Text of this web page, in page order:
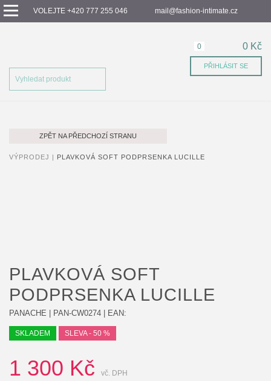
VOLEJTE +420 777 255 046 mail@fashion-intimate.cz
0 0 Kč
PŘIHLÁSIT SE
ZPĚT NA PŘEDCHOZÍ STRANU
VÝPRODEJ | PLAVKOVÁ SOFT PODPRSENKA LUCILLE
PLAVKOVÁ SOFT
PODPRSENKA LUCILLE
PANACHE PAN-CW0274 | EAN:
SKLADEM SLEVA - 50 %
1 300 Kč vč. DPH